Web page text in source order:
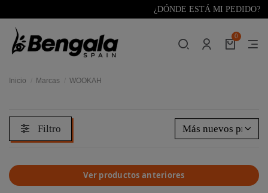
¿DÓNDE ESTÁ MI PEDIDO?
0
Inicio Marcas WOOKAH
Filtro Más nuevos
Ver productos anteriores